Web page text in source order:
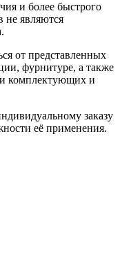
и более быстрого
не являются
от представленных
фурнитуре, а также
комплектующих и
заказу
её применения.